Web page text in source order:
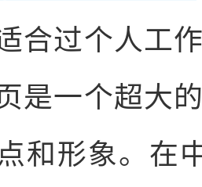
合过个人工
是一个超大
和形象。在